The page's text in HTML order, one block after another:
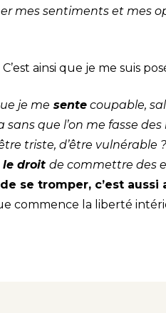
mes sentiments et mes
C’est ainsi que je me suis
je me sente coupable,
que l’on me fasse des
triste, d’être vulnérable ?
le droit de commettre des
se tromper, c’est
commence la liberté